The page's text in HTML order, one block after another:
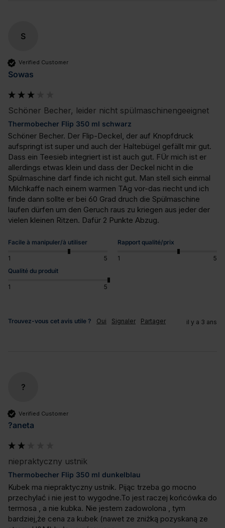
S
Verified Customer
Sowas
Schöner Becher, leider nicht spülmaschinengeeignet
Thermobecher Flip 350 ml schwarz
Schöner Becher. Der Flip-Deckel, der auf Knopfdruck
aufspringt ist super und auch der Haltebügel gefällt mir gut.
Dass ein Teesieb integriert ist ist auch gut. FÜr mich ist er
allerdings etwas klein und dass der Deckel nicht in die
Spülmaschine darf finde ich nicht gut. Man stell sich einmal
Milchkaffe nach einem warmen TAg vor-das riecht und ich
finde dann sollte er bei 60 Grad druch die Spülmaschine
laufen dürfen um den Geruch raus zu kriegen aus jeder der
vielen kleinen Ritzen. Dafür 2 Punkte Abzug.
Facile à manipuler/à utiliser
1 5
Rapport qualité/prix
1
5
Qualité du produit
1 5
Trouvez-vous cet avis utile ? Oui Signaler Partager il y a 3 ans
?
Verified Customer
?aneta
niepraktyczny ustnik
Thermobecher Flip 350 ml dunkelblau
Kubek ma niepraktyczny ustnik. Pijąc trzeba go mocno
przechylać i nie jest to wygodne.To jest raczej końcówka do
termosa , a nie kubka. Nie jestem zadowolona , tym
bardziej,że cena za kubek (nawet ze zniżką pozyskaną ze